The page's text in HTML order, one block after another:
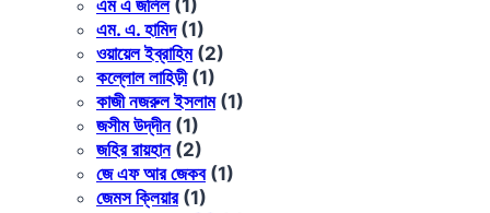
এম এ জলিল(1)
এম. এ. হামিদ(1)
ওয়ায়েল ইব্রাহিম(2)
কল্লোল লাহিড়ী(1)
কাজী নজরুল ইসলাম(1)
জসীম উদ্‌দীন(1)
জহির রায়হান(2)
জে এফ আর জেকব(1)
জেমস ক্লিয়ার(1)